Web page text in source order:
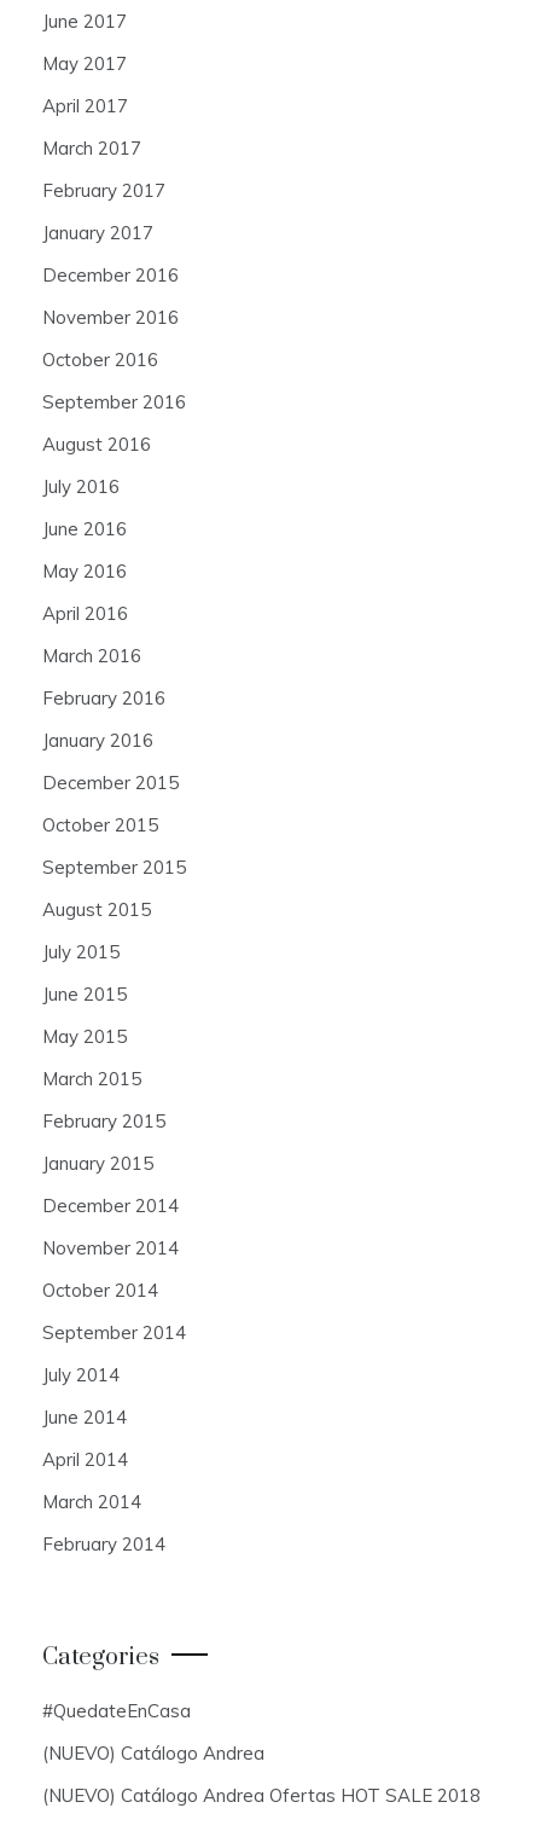
June 2017
May 2017
April 2017
March 2017
February 2017
January 2017
December 2016
November 2016
October 2016
September 2016
August 2016
July 2016
June 2016
May 2016
April 2016
March 2016
February 2016
January 2016
December 2015
October 2015
September 2015
August 2015
July 2015
June 2015
May 2015
March 2015
February 2015
January 2015
December 2014
November 2014
October 2014
September 2014
July 2014
June 2014
April 2014
March 2014
February 2014
Categories
#QuedateEnCasa
(NUEVO) Catálogo Andrea
(NUEVO) Catálogo Andrea Ofertas HOT SALE 2018